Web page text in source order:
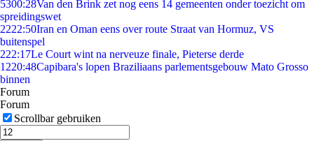
5300:28Van den Brink zet nog eens 14 gemeenten onder toezicht om
spreidingswet
2222:50Iran en Oman eens over route Straat van Hormuz, VS
buitenspel
222:17Le Court wint na nerveuze finale, Pieterse derde
1220:48Capibara's lopen Braziliaans parlementsgebouw Mato Grosso
binnen
Forum
Forum
Scrollbar gebruiken